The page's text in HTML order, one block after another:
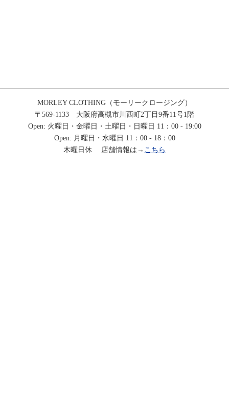
MORLEY CLOTHING（モーリークロージング）
〒569-1133 大阪府高槻市川西町2丁目9番11号1階
Open: 火曜日・金曜日・土曜日・日曜日 11：00 - 19:00
Open: 月曜日・水曜日 11：00 - 18：00
木曜日休 店舗情報は→ こちら